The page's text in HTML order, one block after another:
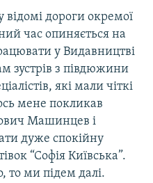
дороги окремої
час опиняється на
у Видавництві
зустрів з півдюжини
які мали чіткі
мене покликав
Машинцев і
дуже спокійну
“Софія Київська”.
то ми підем далі.